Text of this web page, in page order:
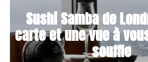
Sushi Samba de
carte et une vue à
souffle